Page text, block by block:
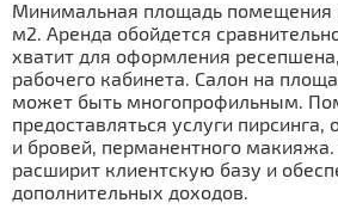
Минимальная площадь помещения
м2. Аренда обойдется
хватит для оформления
рабочего кабинета. Салон на
может быть многопрофильным.
предоставляться услуги
и бровей, перманентного
расширит клиентскую базу и
дополнительных доходов.